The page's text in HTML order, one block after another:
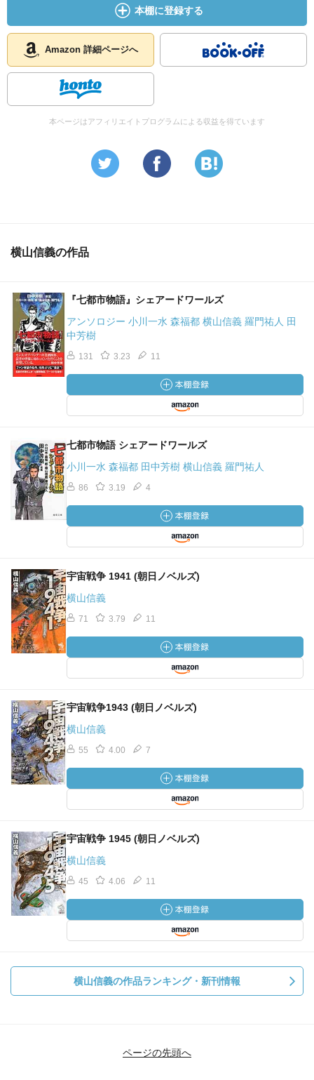
本棚に登録する
Amazon 詳細ページへ
本ページはアフィリエイトプログラムによる収益を得ています
横山信義の作品
『七都市物語』シェアードワールズ
アンソロジー 小川一水 森福都 横山信義 羅門祐人 田
中芳樹
131 3.23 11
七都市物語 シェアードワールズ
小川一水 森福都 田中芳樹 横山信義 羅門祐人
86 3.19 4
宇宙戦争 1941 (朝日ノベルズ)
横山信義
71 3.79 11
宇宙戦争1943 (朝日ノベルズ)
横山信義
55 4.00 7
宇宙戦争 1945 (朝日ノベルズ)
横山信義
45 4.06 11
横山信義の作品ランキング・新刊情報
ページの先頭へ